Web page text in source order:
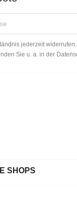
jederzeit
Sie u. a. in der
SHOPS